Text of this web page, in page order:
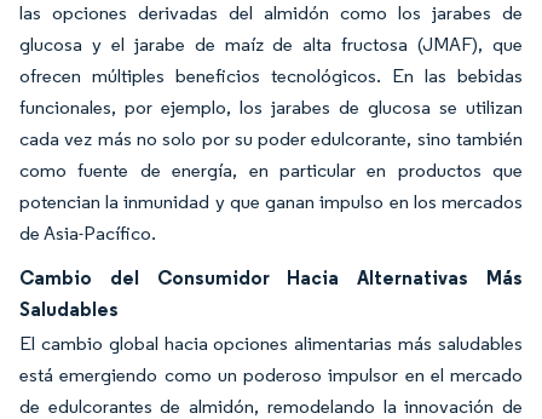
las opciones derivadas del almidón como los jarabes de
glucosa y el jarabe de maíz de alta fructosa (JMAF), que
ofrecen múltiples beneficios tecnológicos. En las bebidas
funcionales, por ejemplo, los jarabes de glucosa se utilizan
cada vez más no solo por su poder edulcorante, sino también
como fuente de energía, en particular en productos que
potencian la inmunidad y que ganan impulso en los mercados
de Asia-Pacífico.
Cambio del Consumidor Hacia Alternativas Más
Saludables
El cambio global hacia opciones alimentarias más saludables
está emergiendo como un poderoso impulsor en el mercado
de edulcorantes de almidón, remodelando la innovación de